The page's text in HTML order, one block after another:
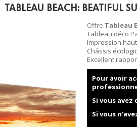
TABLEAU BEACH: BEATIFUL
Offre Tableau
Tableau déco
Impression
Châssis
Excellent
Pour avoir
Si vous
Si vous